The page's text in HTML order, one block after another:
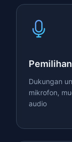
Dukungan
mikrofon,
audio